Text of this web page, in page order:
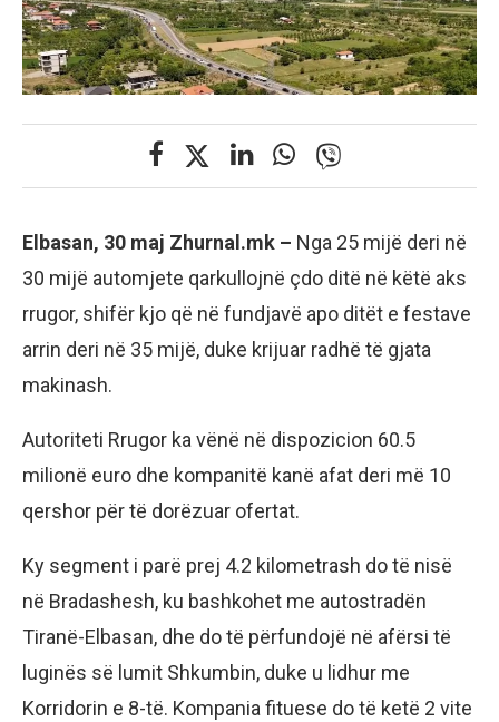
Elbasan, 30 maj Zhurnal.mk – Nga 25 mijë deri në
30 mijë automjete qarkullojnë çdo ditë në këtë aks
rrugor, shifër kjo që në fundjavë apo ditët e festave
arrin deri në 35 mijë, duke krijuar radhë të gjata
makinash.
Autoriteti Rrugor ka vënë në dispozicion 60.5
milionë euro dhe kompanitë kanë afat deri më 10
qershor për të dorëzuar ofertat.
Ky segment i parë prej 4.2 kilometrash do të nisë
në Bradashesh, ku bashkohet me autostradën
Tiranë-Elbasan, dhe do të përfundojë në afërsi të
luginës së lumit Shkumbin, duke u lidhur me
Korridorin e 8-të. Kompania fituese do të ketë 2 vite